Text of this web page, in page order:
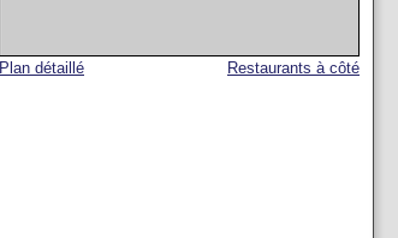
Restaurants à côté
Plan détaillé